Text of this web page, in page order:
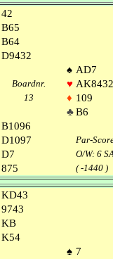
42
B65
B64
D9432
♠ AD7
Boardnr. ♥ AK8432
13 ♦ 109
♣B6
B1096
D1097
Par-
D7 O/W: 6
875 ( -1440 )
KD43
9743
KB
K54
♠ 7